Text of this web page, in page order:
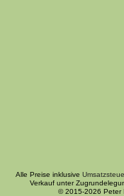
Alle Preise inklusive
Verkauf unter
© 2015-2026 Peter